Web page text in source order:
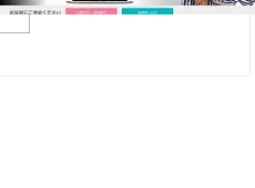
みよう レシピ編